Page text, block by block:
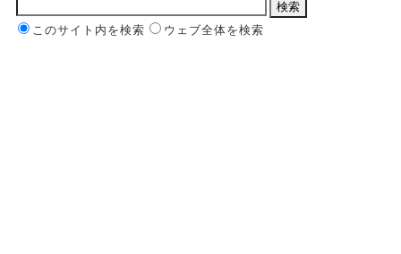
このサイト内を検索 ウェブ全体を検索